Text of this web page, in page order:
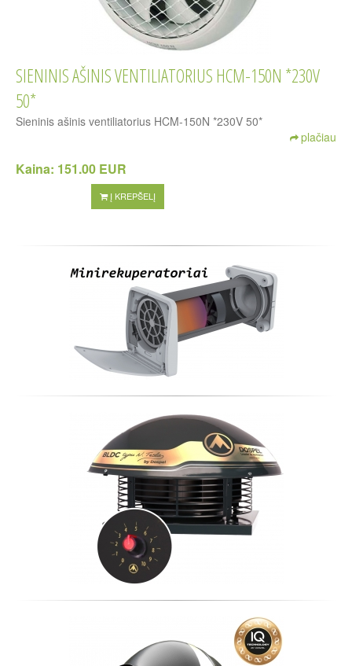
SIENINIS AŠINIS VENTILIATORIUS HCM-150N *230V
50*
Sieninis ašinis ventiliatorius HCM-150N *230V 50*
plačiau
Kaina: 151.00 EUR
Į KREPŠELĮ